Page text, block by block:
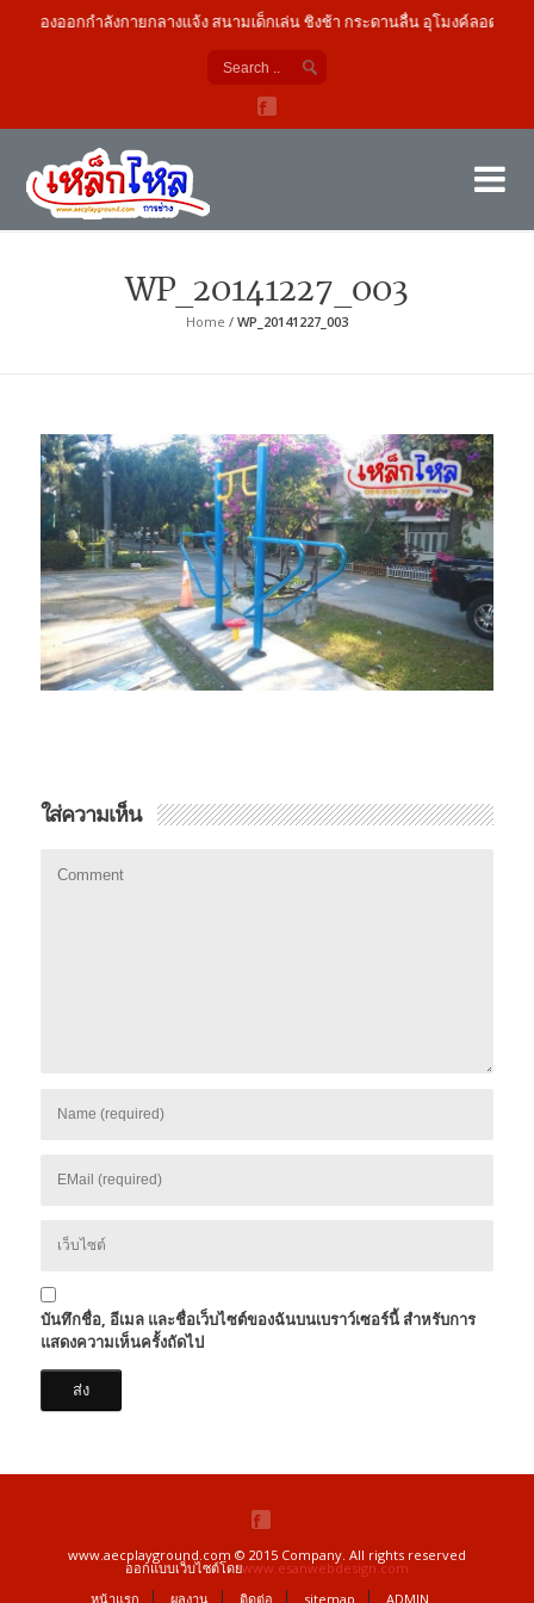
เครื่องออกกำลังกายกลางแจ้ง สนามเด็กเล่น ชิงช้า กระดานลื่น อุโมงค์ลอด
WP_20141227_003
Home / WP_20141227_003
ใส่ความเห็น
บันทึกชื่อ, อีเมล และชื่อเว็บไซต์ของฉันบนเบราว์เซอร์นี้ สำหรับการ
แสดงความเห็นครั้งถัดไป
www.aecplayground.com © 2015 Company. All rights reserved
ออกแบบเว็บไซต์โดยwww.esanwebdesign.com
หน้าแรก
ผลงาน ติดต่อ sitemap ADMIN